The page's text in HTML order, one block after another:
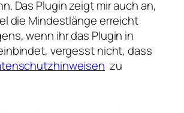
Das Plugin zeigt mir auch an,
die Mindestlänge erreicht
wenn ihr das Plugin in
vergesst nicht, dass
zu